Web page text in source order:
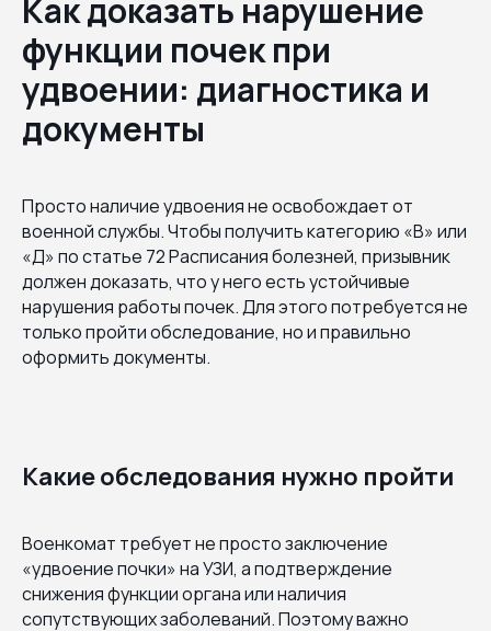
Как доказать нарушение
функции почек при
удвоении: диагностика и
документы
Просто наличие удвоения не освобождает от
военной службы. Чтобы получить категорию «В» или
«Д» по статье 72 Расписания болезней, призывник
должен доказать, что у него есть устойчивые
нарушения работы почек. Для этого потребуется не
только пройти обследование, но и правильно
оформить документы.
Какие обследования нужно пройти
Военкомат требует не просто заключение
«удвоение почки» на УЗИ, а подтверждение
снижения функции органа или наличия
сопутствующих заболеваний. Поэтому важно